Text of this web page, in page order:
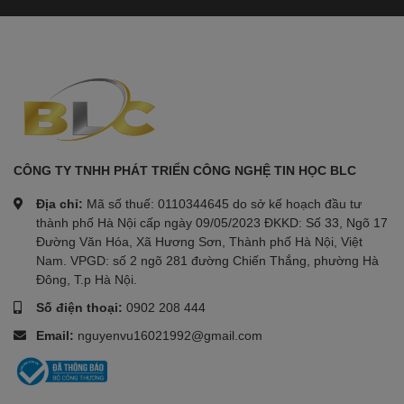
CÔNG TY TNHH PHÁT TRIỂN CÔNG NGHỆ TIN HỌC BLC
Địa chỉ: Mã số thuế: 0110344645 do sở kế hoạch đầu tư
thành phố Hà Nội cấp ngày 09/05/2023 ĐKKD: Số 33, Ngõ 17
Đường Văn Hóa, Xã Hương Sơn, Thành phố Hà Nội, Việt
Nam. VPGD: số 2 ngõ 281 đường Chiến Thắng, phường Hà
Đông, T.p Hà Nội.
Số điện thoại: 0902 208 444
Email: nguyenvu16021992@gmail.com